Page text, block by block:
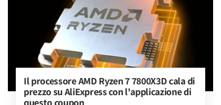
Il processore AMD Ryzen 7 7800X3D cala di
prezzo su AliExpress con l'applicazione di